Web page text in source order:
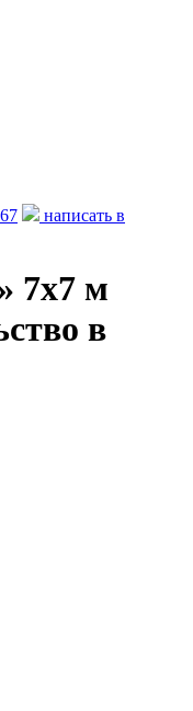
написать в
7х7 м
в